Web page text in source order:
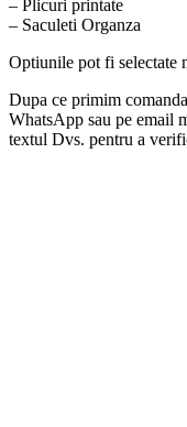
– Plicuri printate
– Saculeti Organza
Optiunile pot fi selectate
Dupa ce primim
WhatsApp sau pe email
textul Dvs. pentru a